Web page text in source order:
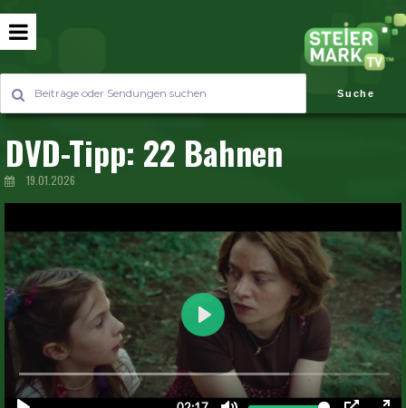
Suche
DVD-Tipp: 22 Bahnen
19.01.2026